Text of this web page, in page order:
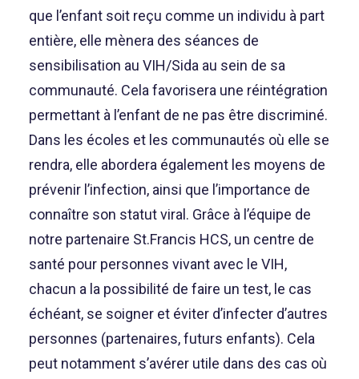
que l’enfant soit reçu comme un individu à part
entière, elle mènera des séances de
sensibilisation au VIH/Sida au sein de sa
communauté. Cela favorisera une réintégration
permettant à l’enfant de ne pas être discriminé.
Dans les écoles et les communautés où elle se
rendra, elle abordera également les moyens de
prévenir l’infection, ainsi que l’importance de
connaître son statut viral. Grâce à l’équipe de
notre partenaire St.Francis HCS, un centre de
santé pour personnes vivant avec le VIH,
chacun a la possibilité de faire un test, le cas
échéant, se soigner et éviter d’infecter d’autres
personnes (partenaires, futurs enfants). Cela
peut notamment s’avérer utile dans des cas où